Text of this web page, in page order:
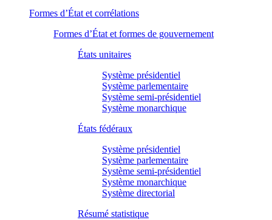
Formes d’État et corrélations
Formes d’État et formes de gouvernement
États unitaires
Système présidentiel
Système parlementaire
Système semi-présidentiel
Système monarchique
États fédéraux
Système présidentiel
Système parlementaire
Système semi-présidentiel
Système monarchique
Système directorial
Résumé statistique